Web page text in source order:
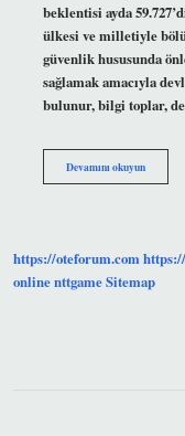
beklentisi ayda
ülkesi ve milletiyle
güvenlik hususunda
sağlamak amacıyla
bulunur, bilgi toplar,
Devamını okuyun4
Sınıf
https://oteforum.com
onlinenttgameSitemap